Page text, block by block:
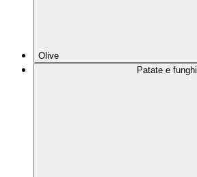
Olive
Patate e funghi